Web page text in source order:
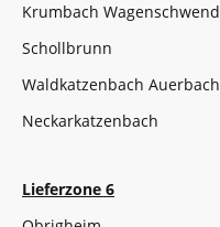
Krumbach Wagenschwend
Schollbrunn
Waldkatzenbach Auerbach
Neckarkatzenbach
Lieferzone 6